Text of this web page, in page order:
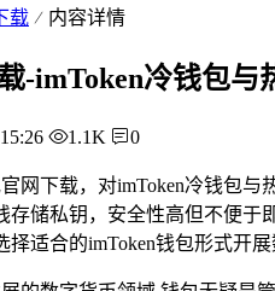
载 内容详情
-imToken冷钱包与
1.1K 0
网下载，对imToken冷钱包
存储私钥，安全性高但不便
适合的imToken钱包形式开展